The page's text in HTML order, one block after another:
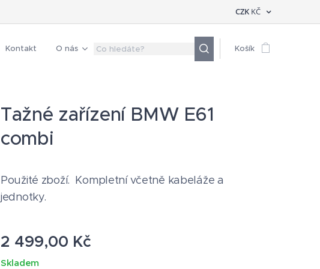
CZK KČ
Kontakt O nás Košík
Tažné zařízení BMW E61
combi
Použité zboží. Kompletní včetně kabeláže a
jednotky.
2 499,00 Kč
Skladem